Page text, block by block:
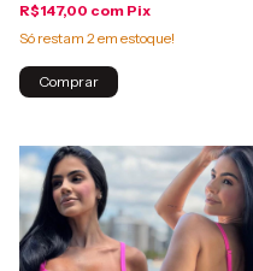
R$147,00 com Pix
Só restam 2em estoque!
Comprar